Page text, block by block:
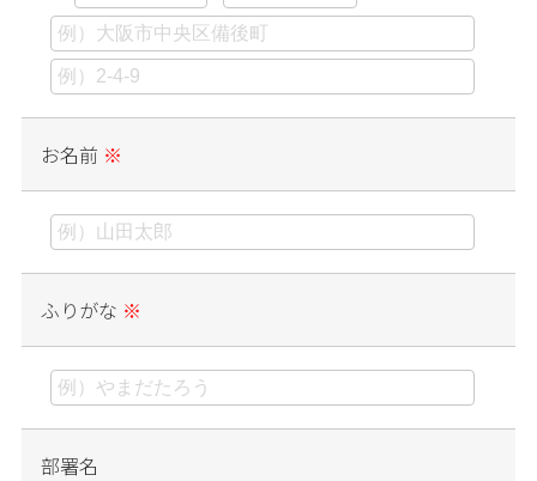
お名前 ※
ふりがな ※
部署名